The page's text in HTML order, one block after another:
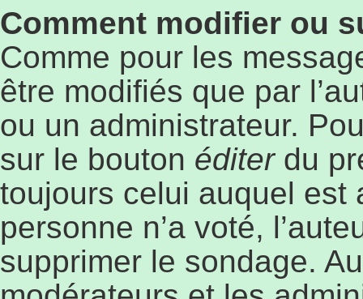
Comment modifier ou
Comme pour les
être modifiés que par
ou un administrateur.
sur le bouton éditerdu
toujours celui auquel est
personne n’a voté,
supprimer le sondage.